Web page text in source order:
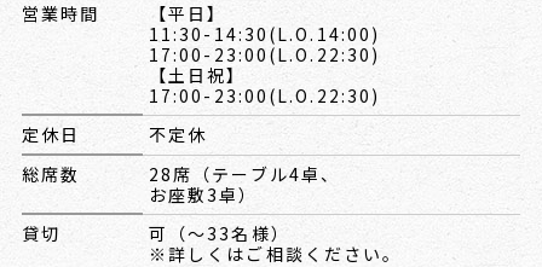
営業時間
【平日】
11:30-14:30(L.O.14:00)
17:00-23:00(L.O.22:30)
【土日祝】
17:00-23:00(L.O.22:30)
定休日
不定休
総席数
28席（テーブル4卓、
お座敷3卓）
貸切
可（～33名様）
※詳しくはご相談ください。